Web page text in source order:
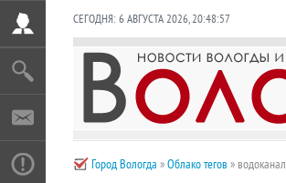
СЕГОДНЯ:6 АВГУСТА 2026,20:48:58
Город Вологда »Облако тегов » водоканал